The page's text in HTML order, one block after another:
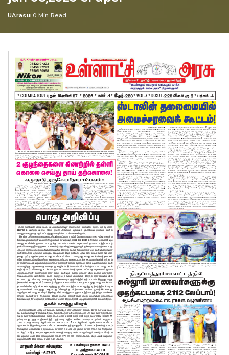
Posted
UArasu 0 Min Read